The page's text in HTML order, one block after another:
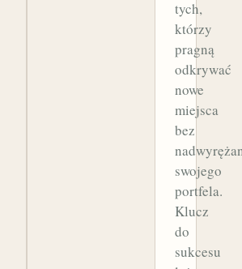
tych,
którzy
pragną
odkrywać
nowe
miejsca
bez
swojego
portfela.
Klucz
do
sukcesu